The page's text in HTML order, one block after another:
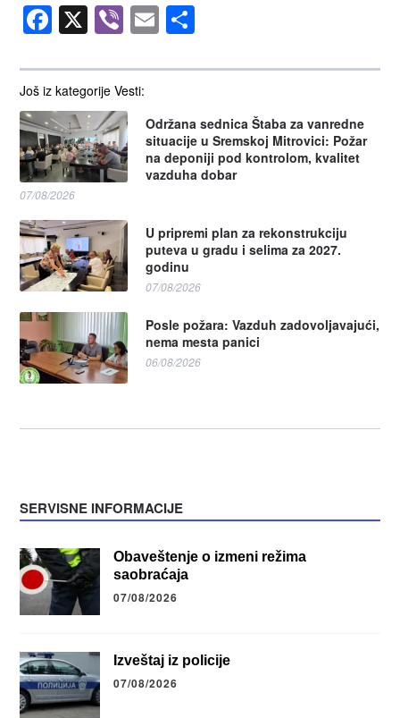
Još iz kategorije Vesti:
Održana sednica Štaba za vanredne
situacije u Sremskoj Mitrovici: Požar
na deponiji pod kontrolom, kvalitet
vazduha dobar
07/08/2026
U pripremi plan za rekonstrukciju
puteva u gradu i selima za 2027.
godinu
07/08/2026
Posle požara: Vazduh zadovoljavajući,
nema mesta panici
06/08/2026
Facebook
X Viber
Email
SERVISNE INFORMACIJE
Obaveštenje o izmeni režima
saobraćaja
07/08/2026
Izveštaj iz policije
07/08/2026